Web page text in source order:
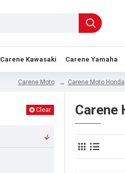
Carene Kawasaki Carene Yamaha
Carene Moto Carene Moto Honda
Clear Carene